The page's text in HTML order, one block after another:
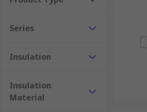
Series
Insulation
Insulation
Material